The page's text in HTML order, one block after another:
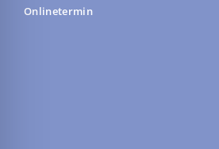
Onlinetermin